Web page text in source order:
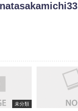
未分類